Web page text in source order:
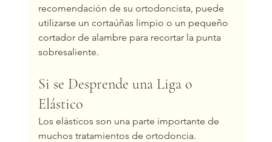
recomendación de su ortodoncista, puede
utilizarse un cortaúñas limpio o un pequeño
cortador de alambre para recortar la punta
sobresaliente.
Si se Desprende una Liga o
Elástico
Los elásticos son una parte importante de
muchos tratamientos de ortodoncia.